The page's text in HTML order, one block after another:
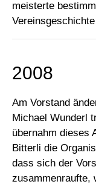
meisterte
2008
Am Vorstand
Michael Wunderl
übernahm dieses
Bitterli die
dass sich der
zusammenraufte,